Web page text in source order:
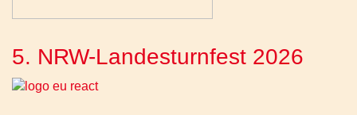
5. NRW-Landesturnfest 2026